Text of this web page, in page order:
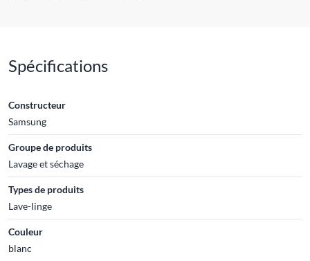
Spécifications
Constructeur
Samsung
Groupe de produits
Lavage et séchage
Types de produits
Lave-linge
Couleur
blanc